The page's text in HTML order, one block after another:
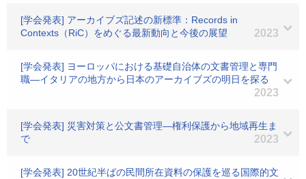
[学会発表] アーカイブズ記述の新標準：Records in
Contexts（RiC）をめぐる最新動向と今後の展望
2023
[学会発表] ヨーロッパにおける基礎自治体の文書管理と専門
職―イタリアの地方から日本のアーカイブズの明日を探る
2023
[学会発表] 災害対策と公文書管理―権利保護から地域再生ま
で
2023
[学会発表] 20世紀半ばの民間所在資料の保護を巡る国際的文